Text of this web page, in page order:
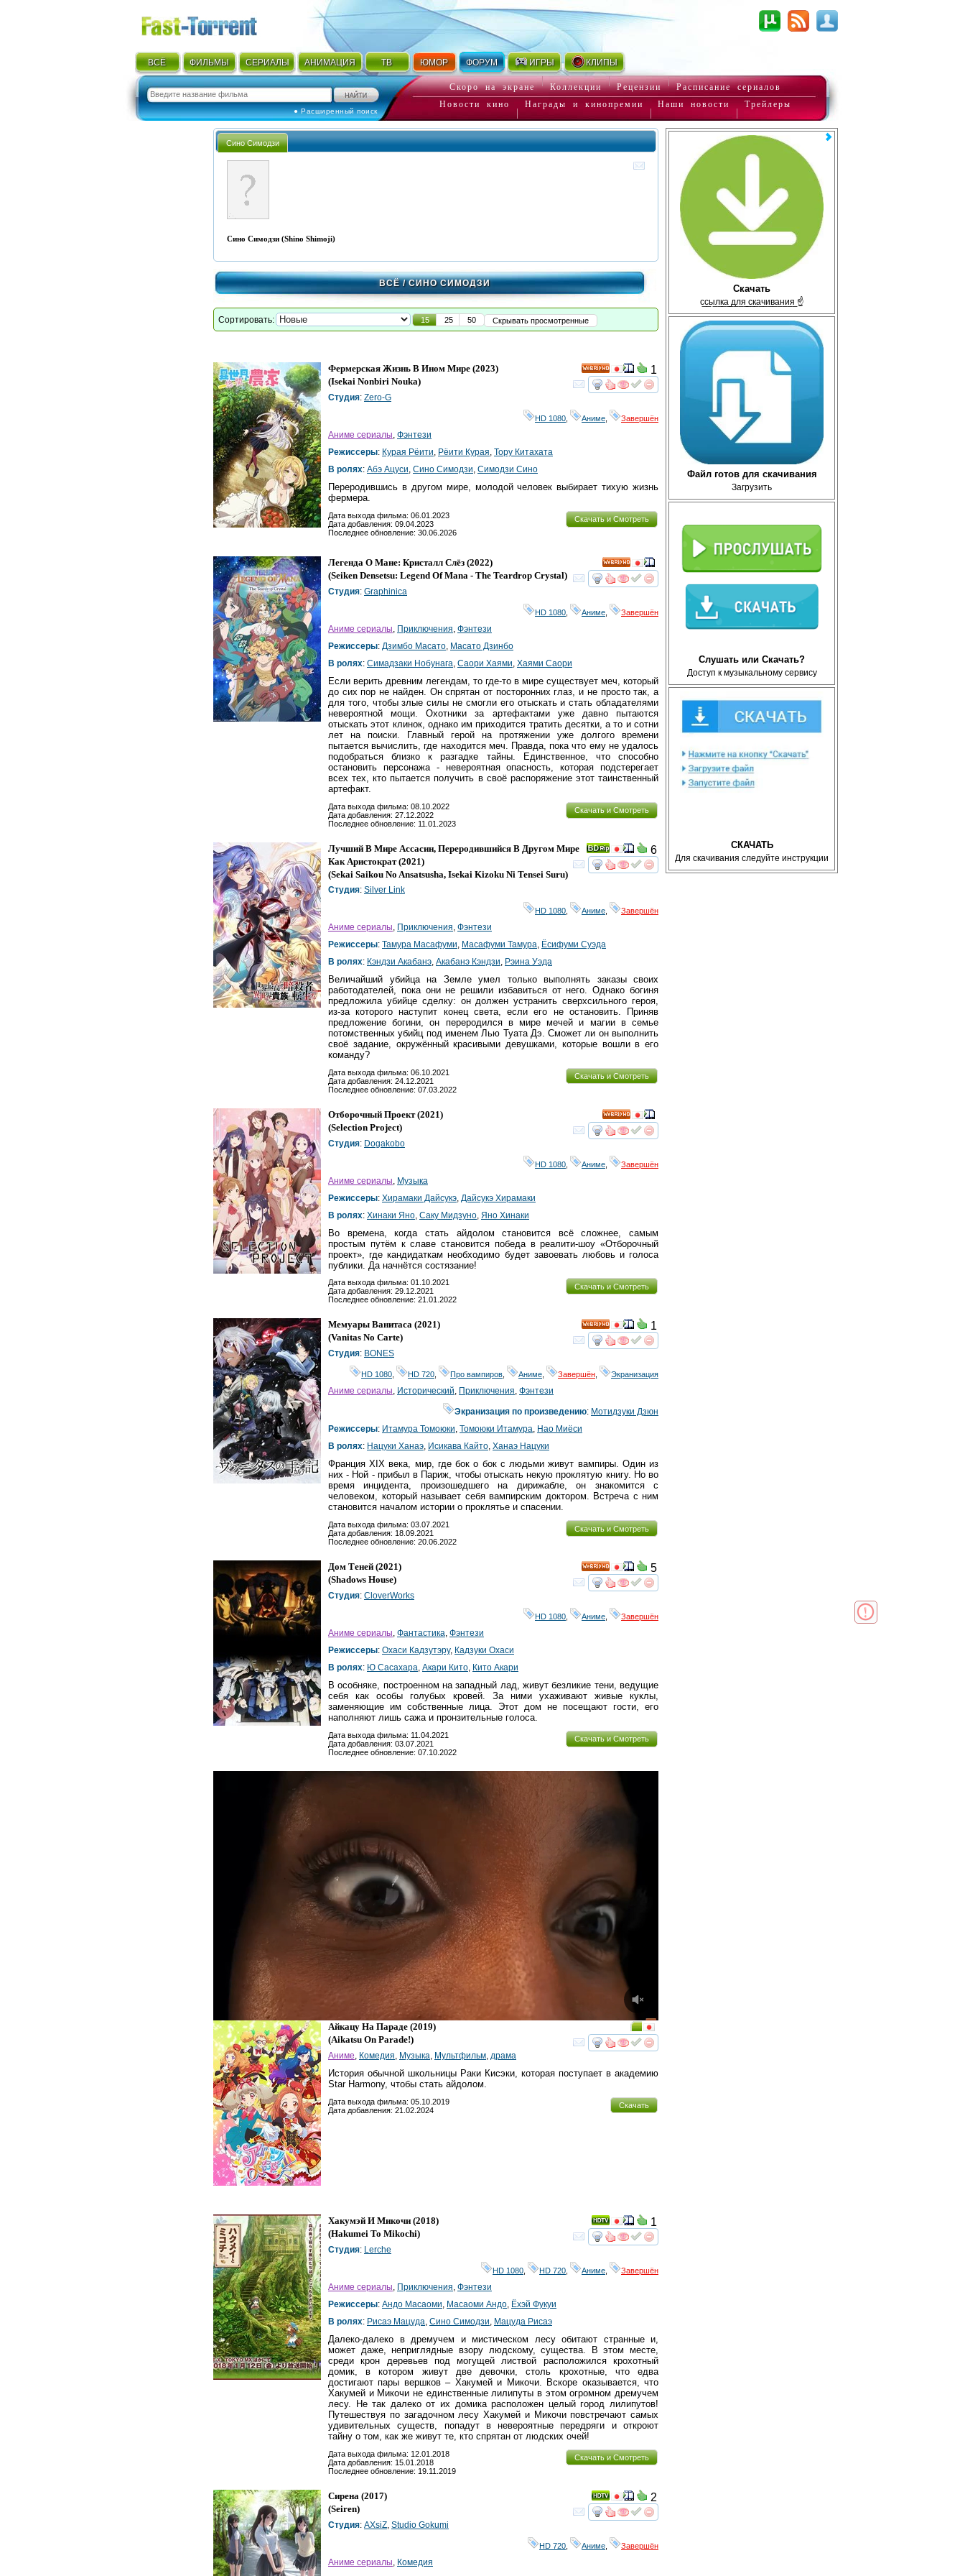
ВСЁ ФИЛЬМЫ СЕРИАЛЫ АНИМАЦИЯ ТВ ЮМОР ФОРУМ ИГРЫ КЛИПЫ
● Расширенный поиск
Скоро на экране Коллекции Рецензии
Расписание сериалов
Новости кино
Награды и кинопремии Наши новости Трейлеры
Скачать
с̲с̲ы̲л̲к̲а̲ ̲д̲л̲я̲ ̲с̲к̲а̲ч̲и̲в̲а̲н̲и̲я̲ ☝
Файл готов для скачивания
Загрузить
Слушать или Скачать?
Доступ к музыкальному сервису
СКАЧАТЬ
Для скачивания следуйте инструкции
Сино Симодзи
Сино Симодзи (Shino Shimoji)
ВСЁ/ СИНО СИМОДЗИ
Сортировать: 15 25 50 Скрывать просмотренные
смотретьинтересует
HD
1
Фермерская Жизнь В Ином Мире (2023)
(Isekai Nonbiri Nouka)
Студия: Zero-G
HD 1080 Аниме Завершён
Аниме сериалы, Фэнтези
Режиссеры: Курая Рёити, Рёити Курая, Тору Китахата
В ролях: Абэ Ацуси, Сино Симодзи, Симодзи Сино
Переродившись в другом мире, молодой человек выбирает тихую жизнь
фермера.
Скачать и Смотреть
Дата выхода фильма: 06.01.2023
Дата добавления: 09.04.2023
Последнее обновление: 30.06.2026
смотретьинтересует
HD
Легенда О Мане: Кристалл Слёз (2022)
(Seiken Densetsu: Legend Of Mana - The Teardrop Crystal)
Студия: Graphinica
HD 1080 Аниме Завершён
Аниме сериалы, Приключения, Фэнтези
Режиссеры: Дзимбо Масато, Масато Дзинбо
В ролях: Симадзаки Нобунага, Саори Хаями, Хаями Саори
Если верить древним легендам, то где-то в мире существует меч, который
до сих пор не найден. Он спрятан от посторонних глаз, и не просто так, а
для того, чтобы злые силы не смогли его отыскать и стать обладателями
невероятной мощи. Охотники за артефактами уже давно пытаются
отыскать этот клинок, однако им приходится тратить десятки, а то и сотни
лет на поиски. Главный герой на протяжении уже долгого времени
пытается вычислить, где находится меч. Правда, пока что ему не удалось
подобраться близко к разгадке тайны. Единственное, что способно
остановить персонажа - невероятная опасность, которая подстерегает
всех тех, кто пытается получить в своё распоряжение этот таинственный
артефакт.
Скачать и Смотреть
Дата выхода фильма: 08.10.2022
Дата добавления: 27.12.2022
Последнее обновление: 11.01.2023
смотретьинтересует
6
Лучший В Мире Ассасин, Переродившийся В Другом Мире
Как Аристократ(2021)
(Sekai Saikou No Ansatsusha, Isekai Kizoku Ni Tensei Suru)
Студия: Silver Link
HD 1080 Аниме Завершён
Аниме сериалы, Приключения, Фэнтези
Режиссеры: Тамура Масафуми, Масафуми Тамура, Ёсифуми Суэда
В ролях: Кэндзи Акабанэ, Акабанэ Кэндзи, Рэина Уэда
Величайший убийца на Земле умел только выполнять заказы своих
работодателей, пока они не решили избавиться от него. Однако богиня
предложила убийце сделку: он должен устранить сверхсильного героя,
из-за которого наступит конец света, если его не остановить. Приняв
предложение богини, он переродился в мире мечей и магии в семье
потомственных убийц под именем Лью Туата Дэ. Сможет ли он выполнить
своё задание, окружённый красивыми девушками, которые вошли в его
команду?
Скачать и Смотреть
Дата выхода фильма: 06.10.2021
Дата добавления: 24.12.2021
Последнее обновление: 07.03.2022
смотретьинтересует
HD
Отборочный Проект(2021)
(Selection Project)
Студия: Dogakobo
HD 1080 Аниме Завершён
Аниме сериалы Музыка
Режиссеры: Хирамаки Дайсукэ Дайсукэ Хирамаки
В ролях: Хинаки Яно Саку Мидзуно Яно Хинаки
Во времена, когда стать айдолом становится всё сложнее, самым
простым путём к славе становится победа в реалити-шоу «Отборочный
проект», где кандидаткам необходимо будет завоевать любовь и голоса
публики. Да начнётся состязание!
Скачать и Смотреть
Дата выхода фильма: 01.10.2021
Дата добавления: 29.12.2021
Последнее обновление: 21.01.2022
смотретьинтересует
HD
1
Мемуары Ванитаса (2021)
(Vanitas No Carte)
Студия: BONES
HD 1080 HD 720 Про вампиров Аниме Завершён Экранизация
Аниме сериалы, Исторический, Приключения, Фэнтези
Экранизация по произведению: Мотидзуки Дзюн
Режиссеры: Итамура Томоюки, Томоюки Итамура, Нао Миёси
В ролях: Нацуки Ханаэ, Исикава Кайто, Ханаэ Нацуки
Франция XIX века, мир, где бок о бок с людьми живут вампиры. Один из
них - Ной - прибыл в Париж, чтобы отыскать некую проклятую книгу. Но во
время инцидента, произошедшего на дирижабле, он знакомится с
человеком, который называет себя вампирским доктором. Встреча с ним
становится началом истории о проклятье и спасении.
Скачать и Смотреть
Дата выхода фильма: 03.07.2021
Дата добавления: 18.09.2021
Последнее обновление: 20.06.2022
смотретьинтересует
HD
5
Дом Теней (2021)
(Shadows House)
Студия: CloverWorks
HD 1080 Аниме Завершён
Аниме сериалы, Фантастика, Фэнтези
Режиссеры: Охаси Кадзутэру, Кадзуки Охаси
В ролях: Ю Сасахара, Акари Кито, Кито Акари
В особняке, построенном на западный лад, живут безликие тени, ведущие
себя как особы голубых кровей. За ними ухаживают живые куклы,
заменяющие им собственные лица. Этот дом не посещают гости, его
наполняют лишь сажа и пронзительные голоса.
Скачать и Смотреть
Дата выхода фильма: 11.04.2021
Дата добавления: 03.07.2021
Последнее обновление: 07.10.2022
смотретьинтересует
Айкацу На Параде (2019)
(Aikatsu On Parade!)
Аниме Комедия Музыка Мультфильм драма
История обычной школьницы Раки Кисэки, которая поступает в академию
Star Harmony, чтобы стать айдолом.
Скачать
Дата выхода фильма: 05.10.2019
Дата добавления: 21.02.2024
смотретьинтересует
1
Хакумэй И Микочи (2018)
(Hakumei To Mikochi)
Студия: Lerche
HD 1080 HD 720 Аниме Завершён
Аниме сериалы Приключения Фэнтези
Режиссеры: Андо Масаоми Масаоми Андо Ёхэй Фукуи
В ролях: Рисаэ Мацуда Сино Симодзи Мацуда Рисаэ
Далеко-далеко в дремучем и мистическом лесу обитают странные и,
может даже, неприглядные взору людскому, существа. В этом месте,
среди крон деревьев под могущей листвой расположился крохотный
домик, в котором живут две девочки, столь крохотные, что едва
достигают пары вершков – Хакумей и Микочи. Вскоре оказывается, что
Хакумей и Микочи не единственные лилипуты в этом огромном дремучем
лесу. Не так далеко от их домика расположен целый город лилипутов!
Путешествуя по загадочном лесу Хакумей и Микочи повстречают самых
удивительных существ, попадут в невероятные передряги и откроют
тайну о том, как же живут те, кто спрятан от людских очей!
Скачать и Смотреть
Дата выхода фильма: 12.01.2018
Дата добавления: 15.01.2018
Последнее обновление: 19.11.2019
смотретьинтересует
2
Сирена (2017)
(Seiren)
Студия: AXsiZ Studio Gokumi
HD 720 Аниме Завершён
Аниме сериалы Комедия